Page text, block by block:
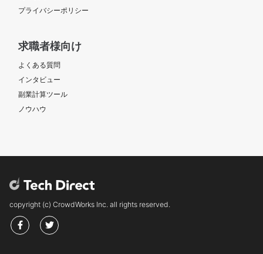
プライバシーポリシー
求職者様向け
よくある質問
インタビュー
副業計算ツール
ノウハウ
copyright (c) CrowdWorks Inc. all rights reserved.